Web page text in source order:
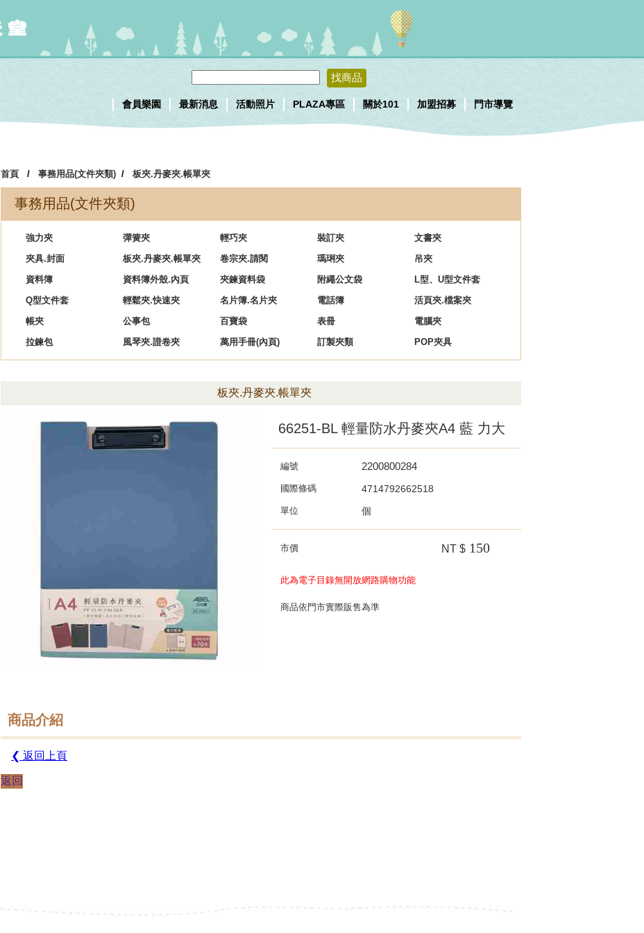
找商品
會員樂園 最新消息 活動照片 PLAZA專區 關於101 加盟招募 門市導覽
首頁 / 事務用品(文件夾類) / 板夾.丹麥夾.帳單夾
事務用品(文件夾類)
強力夾 彈簧夾 輕巧夾 裝訂夾
文書夾
夾具.封面
板夾.丹麥夾.帳單夾 卷宗夾.請閱 瑪琍夾
吊夾
資料簿
資料簿外殼.內頁 夾鍊資料袋 附繩公文袋
L型、U型文件套
Q型文件套
輕鬆夾.快速夾 名片簿.名片夾 電話簿
活頁夾.檔案夾
帳夾
公事包 百寶袋 表冊
電腦夾
拉鍊包
風琴夾.證卷夾 萬用手冊(內頁) 訂製夾類 POP夾具
板夾.丹麥夾.帳單夾
66251-BL 輕量防水丹麥夾A4 藍 力大
編號 2200800284
國際條碼 4714792662518
單位 個
市價 NT $ 150
此為電子目錄無開放網路購物功能
商品依門市實際販售為準
商品介紹
❮ 返回上頁
返回